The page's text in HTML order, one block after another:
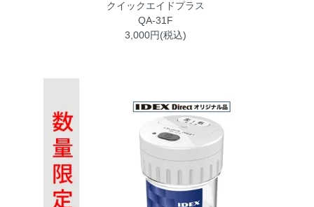
クイックエイドプラス
QA-31F
3,000円(税込)